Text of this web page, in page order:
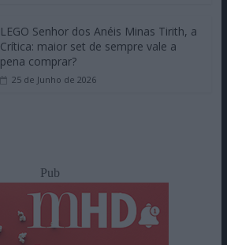
LEGO Senhor dos Anéis Minas Tirith, a
Crítica: maior set de sempre vale a
pena comprar?
25 de Junho de 2026
Pub